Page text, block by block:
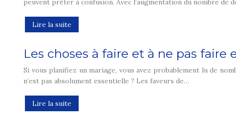
peuvent prêter à confusion. Avec l’augmentation du nombre de
Lire la suite
Les choses à faire et à ne pas
Si vous planifiez un mariage, vous avez probablement lu de
n’est pas absolument essentielle ? Les faveurs de…
Lire la suite